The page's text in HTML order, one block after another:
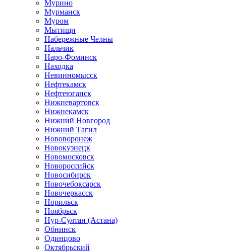
Мурино
Мурманск
Муром
Мытищи
Набережные Челны
Нальчик
Наро-Фоминск
Находка
Невинномысск
Нефтекамск
Нефтеюганск
Нижневартовск
Нижнекамск
Нижний Новгород
Нижний Тагил
Нововоронеж
Новокузнецк
Новомосковск
Новороссийск
Новосибирск
Новочебоксарск
Новочеркасск
Норильск
Ноябрьск
Нур-Султан (Астана)
Обнинск
Одинцово
Октябрьский